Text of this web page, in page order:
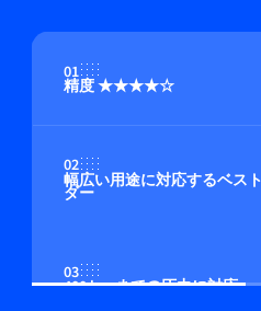
01
精度 ★★★★☆
02
幅広い用途に対応するベス
ダー
03
400 bar までの圧力に対応